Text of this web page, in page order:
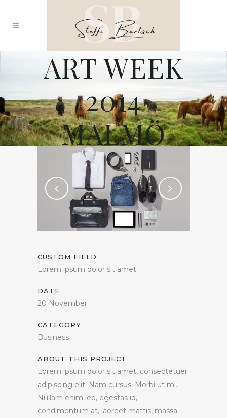
ART WEEK
2014
MALMÖ
CUSTOM FIELD
Lorem ipsum dolor sit amet
DATE
20 November
CATEGORY
Business
ABOUT THIS PROJECT
Lorem ipsum dolor sit amet, consectetuer
adipiscing elit. Nam cursus. Morbi ut mi.
Nullam enim leo, egestas id,
condimentum at, laoreet mattis, massa.